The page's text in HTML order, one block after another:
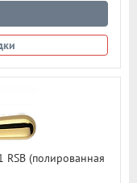
(полированная